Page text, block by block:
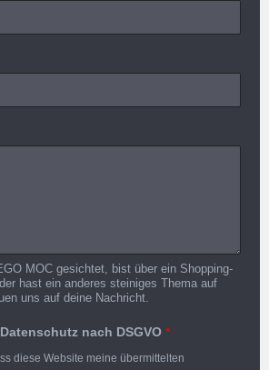
MOC gesichtet, bist über ein Shopping-
hast ein anderes steiniges Thema auf
uns auf deine Nachricht.
nach DSGVO *
diese Website meine übermittelten